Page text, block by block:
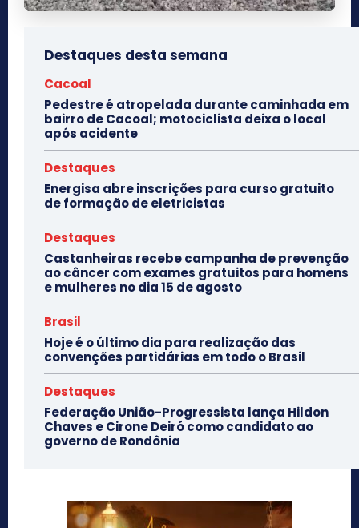
Destaques desta semana
Cacoal
Pedestre é atropelada durante caminhada em
bairro de Cacoal; motociclista deixa o local
após acidente
Destaques
Energisa abre inscrições para curso gratuito
de formação de eletricistas
Destaques
Castanheiras recebe campanha de prevenção
ao câncer com exames gratuitos para homens
e mulheres no dia 15 de agosto
Brasil
Hoje é o último dia para realização das
convenções partidárias em todo o Brasil
Destaques
Federação União-Progressista lança Hildon
Chaves e Cirone Deiró como candidato ao
governo de Rondônia